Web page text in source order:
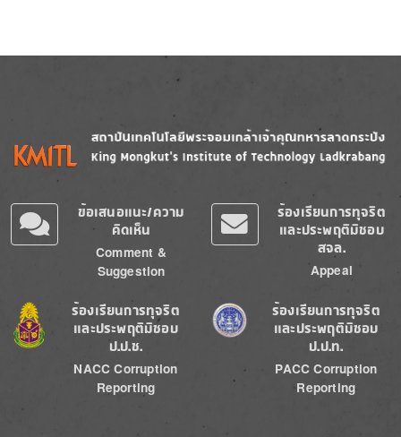
Image
ข้อเสนอแนะ/ความ
คิดเห็น
Comment &
Suggestion
ร้องเรียนการทุจริต
และประพฤติมิชอบ
สจล.
Appeal
Image
ร้องเรียนการทุจริต
และประพฤติมิชอบ
ป.ป.ช.
NACC Corruption
Reporting
Image
ร้องเรียนการทุจริต
และประพฤติมิชอบ
ป.ป.ท.
PACC Corruption
Reporting